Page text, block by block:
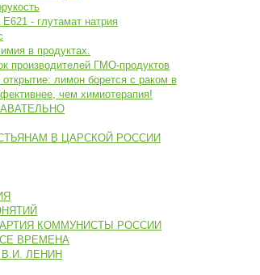
- глутамат натрия
в продуктах.
производителей ГМО-продуктов
лимон борется с раком в
чем химиотерапия!
В ЦАРСКОЙ РОССИИ
КОММУНИСТЫ РОССИИ
ВРЕМЕНА
ЛЕНИН